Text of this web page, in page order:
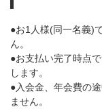
●お1人様(同一名義)
ん。
●お支払い完了時点
します。
●入会金、年会費の
ません。